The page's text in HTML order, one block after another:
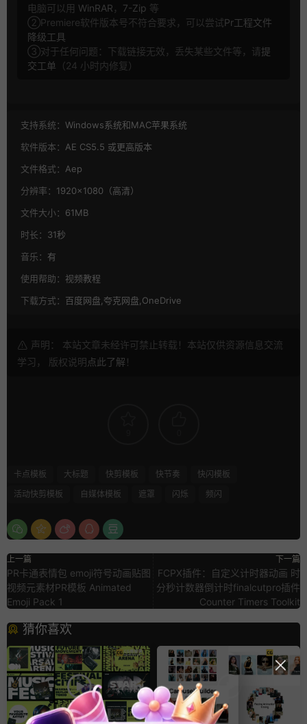
电脑可以用 WinRAR ， 7-Zip 等
②Premiere软件版本号不符合要求，可以尝试Pr工程文件
降级工具
③对于任何问题：下载链接无效，丢失某些文件等，请提
交工单 （24 小时内修复）
支持系统： Windows系统和MAC苹果系统
软件版本： AE CS5.5 或更高版本
文件格式： Aep
分辨率： 1920×1080（高清）
文件大小： 61MB
时长： 31秒
音乐： 有
使用帮助： 视频教程
下载方式： 百度网盘,夸克网盘,OneDrive
声明： 本站文章未经许可禁止转载！本站仅供资源信息交流
学习， 版权说明点此了解 ！
卡点模板 大标题 快剪模板 快节奏
快闪模板
活动快剪模板
自媒体模板 遮罩 闪烁 频闪
上一篇
PR卡通表情包 emoji符号动画贴图
视频元素材PR模板 Animated
Emoji Pack 1
下一篇
FCPX插件：自定义计时器动画 时
分秒计数器倒计时finalcutpro插件
Counter Timers Toolkit
猜你喜欢